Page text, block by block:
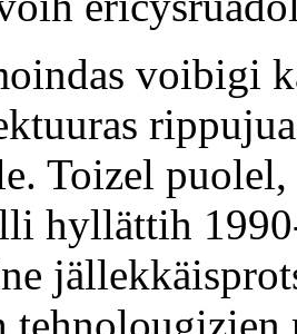
voibigi
Toizel
hyllättih